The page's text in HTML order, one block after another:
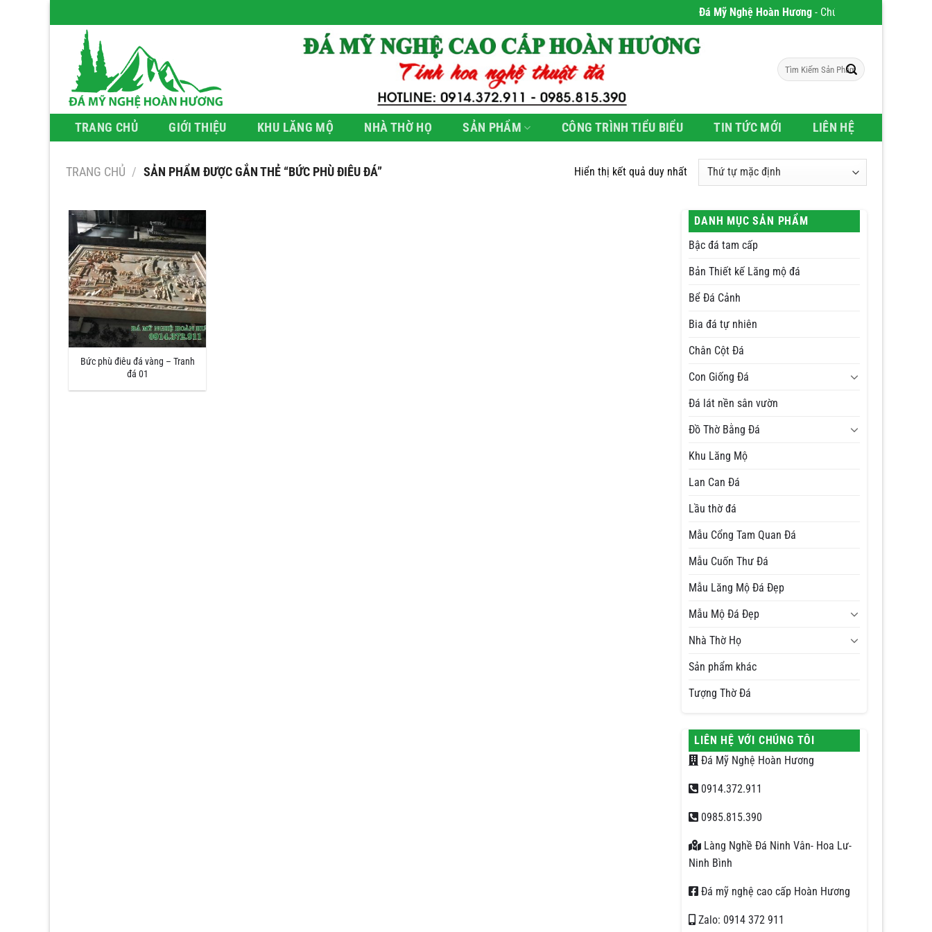
qua
Đá Mỹ Nghệ Hoàn Hương- Chúng tôi chuyên phân
Tìm
kiếm:
TRANG CHỦ GIỚI THIỆU KHU LĂNG MỘ NHÀ THỜ HỌ SẢN PHẨM CÔNG TRÌNH TIỂU BIỂU TIN TỨC MỚI LIÊN HỆ
TRANG CHỦ / SẢN PHẨM ĐƯỢC GẮN THẺ “BỨC PHÙ ĐIÊU ĐÁ” Hiển thị kết quả duy nhất
Bức phù điêu đá vàng – Tranh
đá 01
DANH MỤC SẢN PHẨM
Bậc đá tam cấp
Bản Thiết kế Lăng mộ đá
Bể Đá Cảnh
Bia đá tự nhiên
Chân Cột Đá
Con Giống Đá
Đá lát nền sân vườn
Đồ Thờ Bằng Đá
Khu Lăng Mộ
Lan Can Đá
Lầu thờ đá
Mẫu Cổng Tam Quan Đá
Mẫu Cuốn Thư Đá
Mẫu Lăng Mộ Đá Đẹp
Mẫu Mộ Đá Đẹp
Nhà Thờ Họ
Sản phẩm khác
Tượng Thờ Đá
LIÊN HỆ VỚI CHÚNG TÔI
Đá Mỹ Nghệ Hoàn Hương
0914.372.911
0985.815.390
Làng Nghề Đá Ninh Vân- Hoa Lư-
Ninh Bình
Đá mỹ nghệ cao cấp Hoàn Hương
Zalo: 0914 372 911